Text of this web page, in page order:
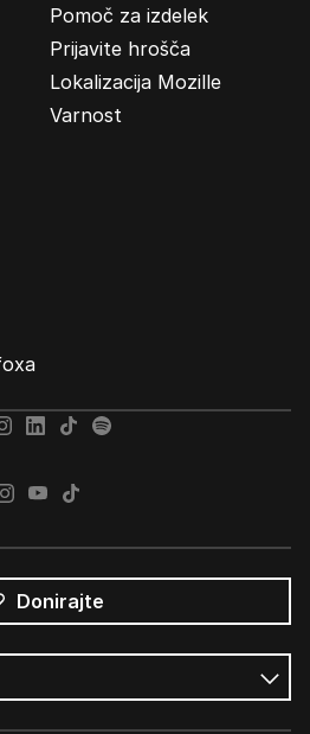
Pomoč za izdelek
Prijavite hrošča
Lokalizacija Mozille
Varnost
Donirajte